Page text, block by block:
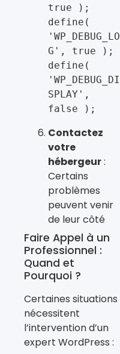
true );
define(
'WP_DEBUG_LO
G', true );
define(
'WP_DEBUG_DI
SPLAY',
false );
Contactez
votre
hébergeur:
Certains
problèmes
peuvent venir
de leur côté
Faire Appel à un
Professionnel :
Quand et
Pourquoi ?
Certaines situations
nécessitent
l’intervention d’un
expert WordPress :